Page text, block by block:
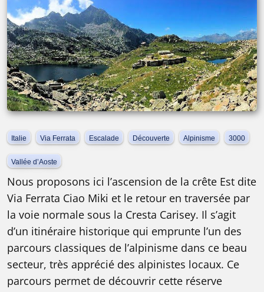
Italie Via Ferrata Escalade Découverte Alpinisme 3000
Vallée d’Aoste
Nous proposons ici l’ascension de la crête Est dite
Via Ferrata Ciao Miki et le retour en traversée par
la voie normale sous la Cresta Carisey. Il s’agit
d’un itinéraire historique qui emprunte l’un des
parcours classiques de l’alpinisme dans ce beau
secteur, très apprécié des alpinistes locaux. Ce
parcours permet de découvrir cette réserve